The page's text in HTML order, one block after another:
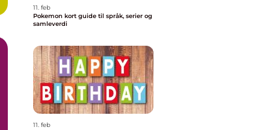
11. feb
Pokemon kort guide til språk, serier og
samleverdi
11. feb